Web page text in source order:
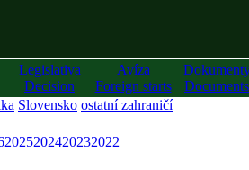
Legislativa
Decision
Avíza
Foreign starts
Documents
Slovensko ostatní zahraničí
2025202420232022